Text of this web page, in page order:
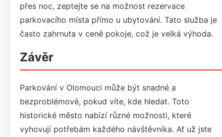
přes noc, zeptejte se na možnost rezervace
parkovacího místa přímo u ubytování. Tato služba je
často zahrnuta v ceně pokoje, což je velká výhoda.
Závěr
Parkování v Olomouci může být snadné a
bezproblémové, pokud víte, kde hledat. Toto
historické město nabízí různé možnosti, které
vyhovují potřebám každého návštěvníka. Ať už jste